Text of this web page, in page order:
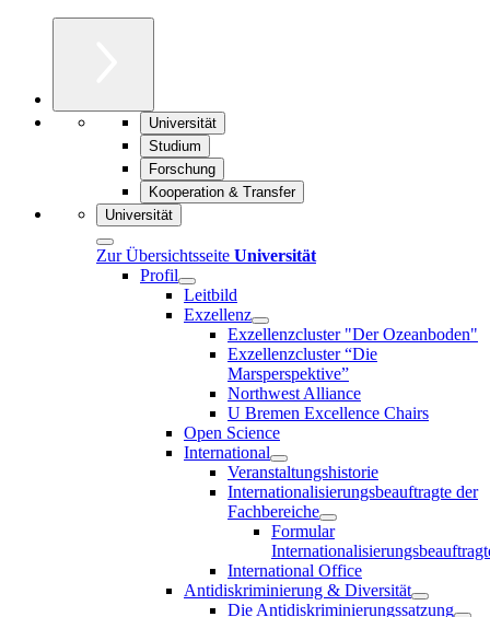
Universität
Studium
Forschung
Kooperation & Transfer
Universität
Zur Übersichtsseite Universität
Profil
Leitbild
Exzellenz
Exzellenzcluster "Der Ozeanboden"
Exzellenzcluster “Die
Marsperspektive”
Northwest Alliance
U Bremen Excellence Chairs
Open Science
International
Veranstaltungshistorie
Internationalisierungsbeauftragte der
Fachbereiche
Formular
International Office
Antidiskriminierung & Diversität
Die Antidiskriminierungssatzung